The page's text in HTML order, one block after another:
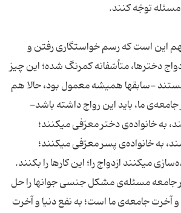
مسئله توجّه کنند.
این است که رسم خواستگاری رفتن و
دخترها، متأسّفانه کمرنگ شده؛ این چیز
-سابقها همیشه معمول بود، حالا هم
ما، باید این رواج داشته باشد-
به خانواده‌ی دختر معرّفی میکنند؛
به خانواده‌ی پسر معرّفی میکنند؛
میکنند ازدواج را؛ این کارها را بکنند.
جامعه مسئله‌ی مشکل جنسی جوانها را حل
و آخرت جامعه‌ی ما است؛ به نفع دنیا و آخرت